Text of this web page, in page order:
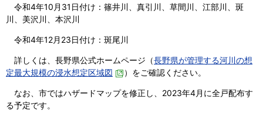
令和4年10月31日付け：篠井川、真引川、草間川、江部川、斑
川、美沢川、本沢川
令和4年12月23日付け：斑尾川
詳しくは、長野県公式ホームページ（長野県が管理する河川の想
定最大規模の浸水想定区域図
）をご確認ください。
なお、市ではハザードマップを修正し、2023年4月に全戸配布す
る予定です。